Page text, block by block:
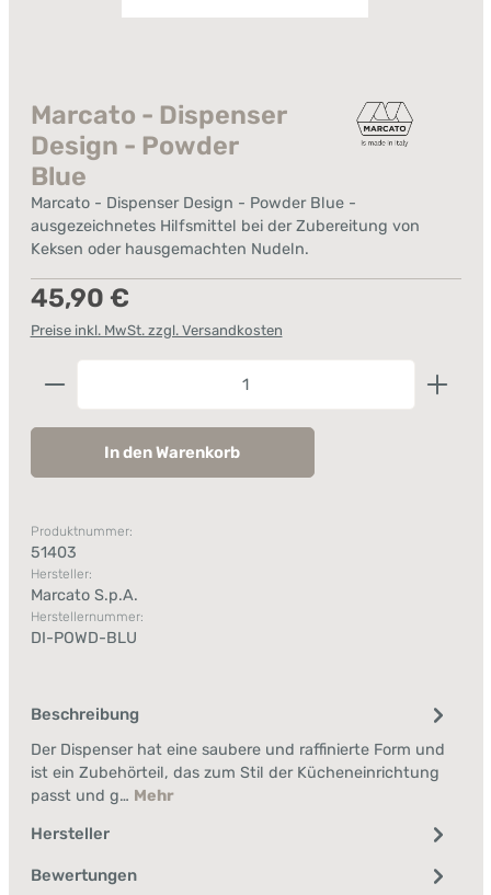
Marcato - Dispenser
Design - Powder
Blue
Marcato - Dispenser Design - Powder Blue -
ausgezeichnetes Hilfsmittel bei der Zubereitung von
Keksen oder hausgemachten Nudeln.
Regulärer Preis:
45,90 €
Preise inkl. MwSt. zzgl. Versandkosten
Produkt Anzahl: Gib den gewünschten Wert ein
In den Warenkorb
Produktnummer:
51403
Hersteller:
Marcato S.p.A.
Herstellernummer:
DI-POWD-BLU
Beschreibung
Der Dispenser hat eine saubere und raffinierte Form und
ist ein Zubehörteil, das zum Stil der Kücheneinrichtung
passt und g… Mehr
Hersteller
Bewertungen